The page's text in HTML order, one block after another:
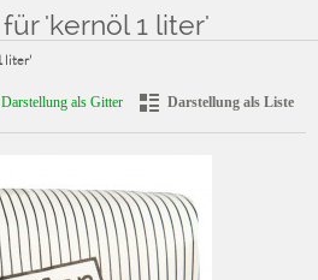
'kernöl 1 liter'
liter'
Darstellung als Gitter Darstellung als Liste